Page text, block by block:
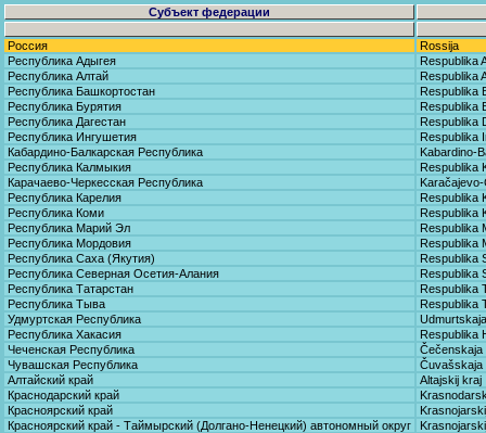
Субъект федерации
Россия
Rossija
Республика Адыгея
Respublika
Республика Алтай
Respublika
Республика Башкортостан
Respublika
Республика Бурятия
Respublika
Республика Дагестан
Respublika
Республика Ингушетия
Respublika
Кабардино-Балкарская Республика
Kabardino-
Республика Калмыкия
Respublika
Карачаево-Черкесская Республика
Республика Карелия
Respublika
Республика Коми
Respublika
Республика Марий Эл
Respublika
Республика Мордовия
Respublika
Республика Саха (Якутия)
Respublika
Республика Северная Осетия-Алания
Respublika
Республика Татарстан
Respublika
Республика Тыва
Respublika
Удмуртская Республика
Республика Хакасия
Respublika
Чеченская Республика
Čečenskaja
Чувашская Республика
Čuvašskaja
Алтайский край
Altajskij kraj
Краснодарский край
Красноярский край
Красноярский край - Таймырский (Долгано-Ненецкий) автономный округ